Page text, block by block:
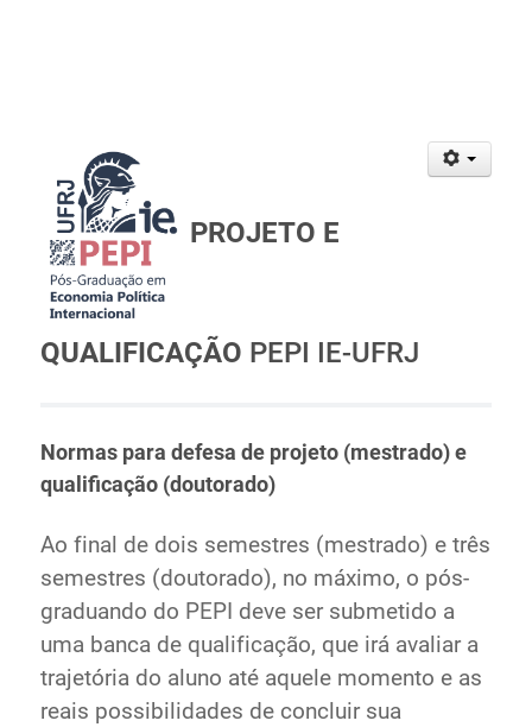
PROJETO E
QUALIFICAÇÃO PEPI IE-UFRJ
Normas para defesa de projeto (mestrado) e
qualificação (doutorado)
Ao final de dois semestres (mestrado) e três
semestres (doutorado), no máximo, o pós-
graduando do PEPI deve ser submetido a
uma banca de qualificação, que irá avaliar a
trajetória do aluno até aquele momento e as
reais possibilidades de concluir sua